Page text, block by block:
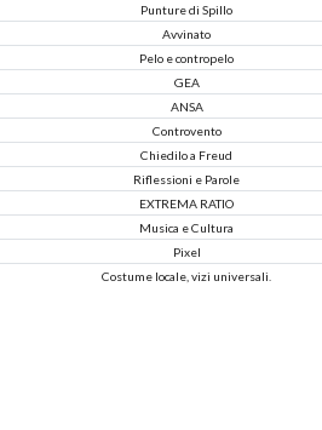
Punture di Spillo
Avvinato
Pelo e contropelo
GEA
ANSA
Controvento
Chiedilo a Freud
Riflessioni e Parole
EXTREMA RATIO
Musica e Cultura
Pixel
Costume locale, vizi universali.